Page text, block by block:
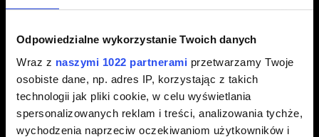
Odpowiedzialne wykorzystanie Twoich danych
Wraz z naszymi 1022 partnerami przetwarzamy Twoje
osobiste dane, np. adres IP, korzystając z takich
technologii jak pliki cookie, w celu wyświetlania
spersonalizowanych reklam i treści, analizowania tychże,
wychodzenia naprzeciw oczekiwaniom użytkowników i
Podłącz kabel zasilania z powrotem i włącz konsolę,
naciskając przycisk Xbox na konsoli lub na kontrolerze.
Następnie uruchom grę i wczytaj zapis utworzony przed
wystąpieniem problemu.